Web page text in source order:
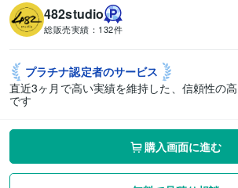
482studio
総販売実績： 132件
プラチナ認定者のサービス
直近3ヶ月で高い実績を維持した、信頼性の
です
購入画面に進む